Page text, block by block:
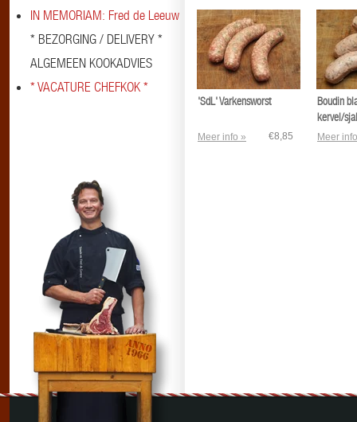
IN MEMORIAM: Fred de Leeuw
* BEZORGING / DELIVERY *
ALGEMEEN KOOKADVIES
* VACATURE CHEFKOK *
'SdL' Varkensworst
Meer info » €8,85
Boudin
kervel/
Meer